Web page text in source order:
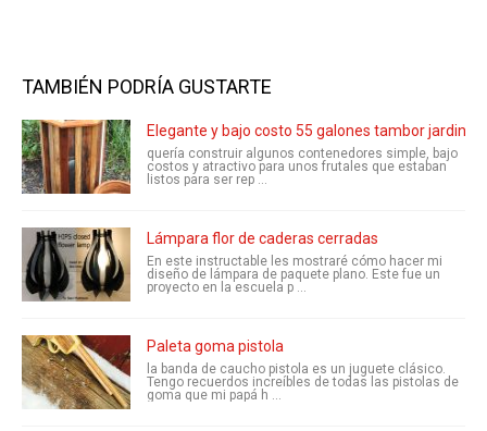
TAMBIÉN PODRÍA GUSTARTE
Elegante y bajo costo 55 galones tambor
quería construir algunos contenedores simple, bajo
costos y atractivo para unos frutales que estaban
listos para ser rep ...
Lámpara flor de caderas cerradas
En este instructable les mostraré cómo hacer mi
diseño de lámpara de paquete plano. Este fue un
proyecto en la escuela p ...
Paleta goma pistola
la banda de caucho pistola es un juguete clásico.
Tengo recuerdos increíbles de todas las pistolas de
goma que mi papá h ...